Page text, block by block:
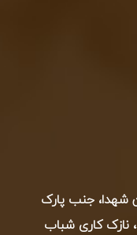
شهدا، جنب پارک
نازک کاری شباب